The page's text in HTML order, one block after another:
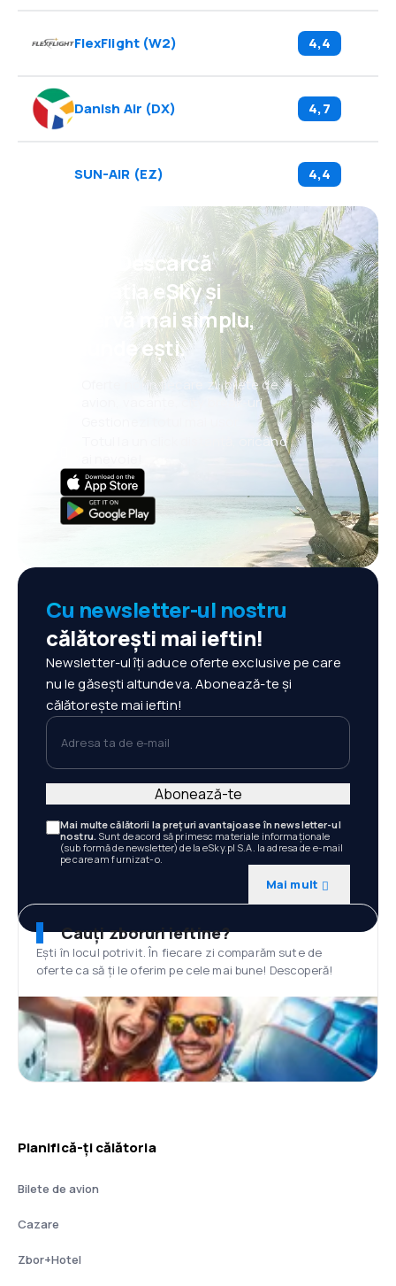
FlexFlight(W2) 4,4
Danish Air (DX) 4,7
SUN-AIR (EZ) 4,4
Psst! Descarcă
aplicația eSky și
rezervă mai simplu,
oriunde ești.
Oferte noi în fiecare zi: bilete de
avion, vacanțe, city break-uri
Totul la un click distanță, oricând
Cu newsletter-ul nostru
călătorești mai ieftin!
Newsletter-ul îți aduce oferte exclusive pe care
nu le găsești altundeva. Abonează-te și
călătorește mai ieftin!
Adresa ta de e-mail
Mai multe călătorii la prețuri avantajoase în newsletter-ul
nostru. Sunt de acord să primesc materiale informaționale
(sub formă de newsletter) de la eSky.pl S.A. la adresa de e-mail
pe care am furnizat-o.
Mai mult
Abonează-te
Cauți zboruri ieftine?
Ești în locul potrivit. În fiecare zi comparăm sute de
oferte ca să ți le oferim pe cele mai bune! Descoperă!
Planifică-ți călătoria
Bilete de avion
Cazare
Zbor+Hotel